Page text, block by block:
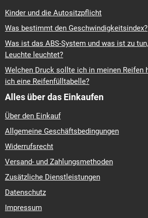
Kinder und die Autositzpflicht
Was bestimmt den Geschwindigkeitsindex?
Was ist das ABS-System und was ist zu
Leuchte leuchtet?
Welchen Druck sollte ich in meinen Reifen
ich eine Reifenfülltabelle?
Alles über das Einkaufen
Über den Einkauf
Allgemeine Geschäftsbedingungen
Widerrufsrecht
Versand- und Zahlungsmethoden
Zusätzliche Dienstleistungen
Datenschutz
Impressum